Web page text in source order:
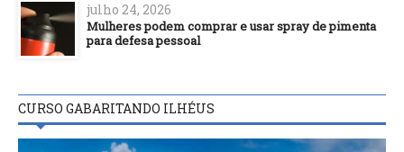
julho 24, 2026
Mulheres podem comprar e usar spray de pimenta
para defesa pessoal
CURSO GABARITANDO ILHÉUS